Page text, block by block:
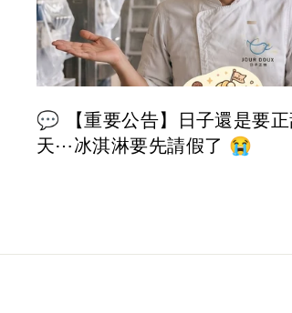
💬 【重要公告】日子還是要
天⋯冰淇淋要先請假了 😭